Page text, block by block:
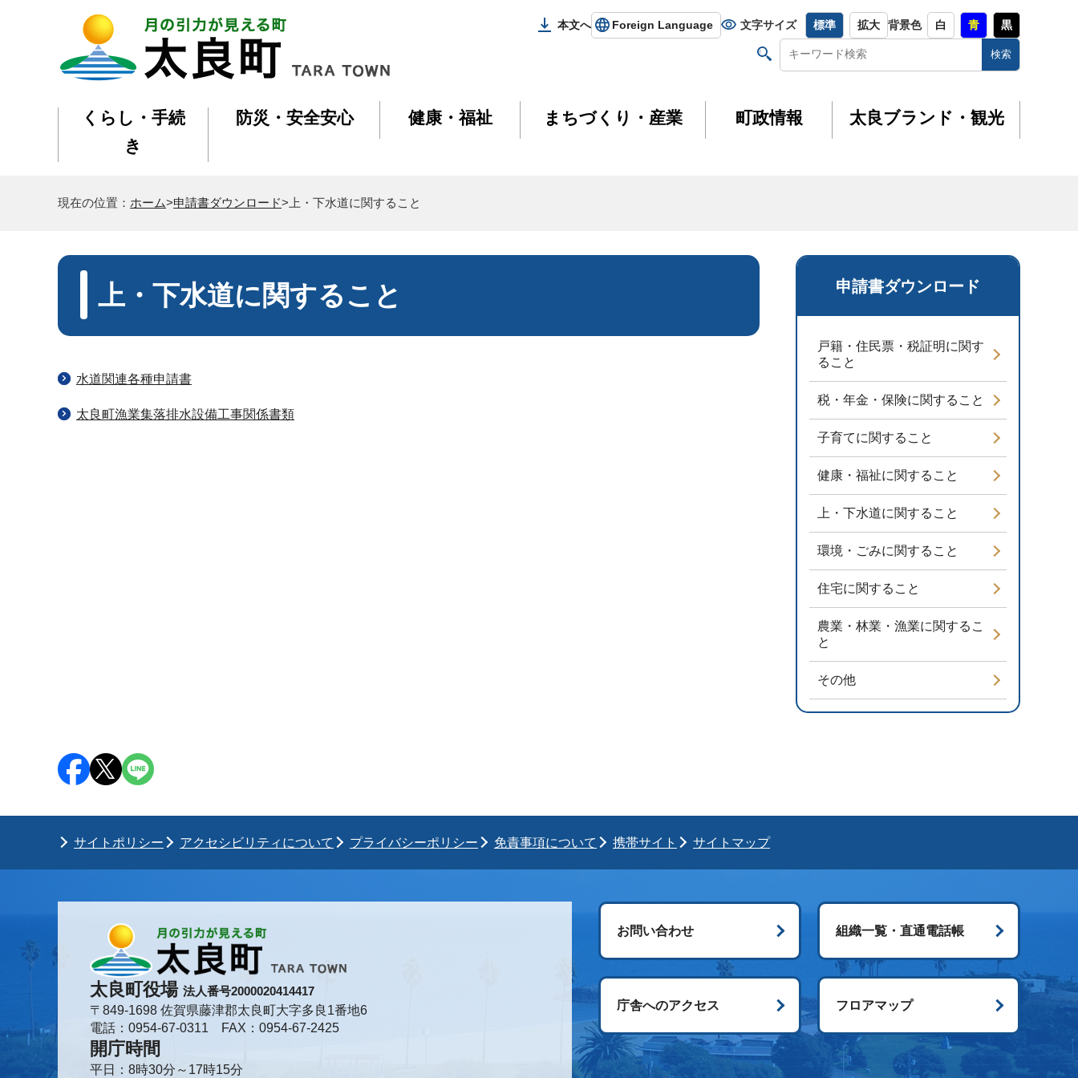
本文へ Foreign Language 文字サイズ 標準 拡大 背景色 白 青 黒
くらし・手続
き
防災・安全安心 健康・福祉 まちづくり・産業 町政情報 太良ブランド・観光
現在の位置： ホーム>申請書ダウンロード>上・下水道に関すること
申請書ダウンロード
戸籍・住民票・税証明に関す
ること
税・年金・保険に関すること
子育てに関すること
健康・福祉に関すること
上・下水道に関すること
環境・ごみに関すること
住宅に関すること
農業・林業・漁業に関するこ
と
その他
上・下水道に関すること
水道関連各種申請書
太良町漁業集落排水設備工事関係書類
サイトポリシー アクセシビリティについて プライバシーポリシー 免責事項について 携帯サイト サイトマップ
太良町役場 法人番号2000020414417
〒849-1698 佐賀県藤津郡太良町大字多良1番地6
電話：0954-67-0311 FAX：0954-67-2425
開庁時間
平日：8時30分～17時15分
お問い合わせ 組織一覧・直通電話帳
庁舎へのアクセス フロアマップ